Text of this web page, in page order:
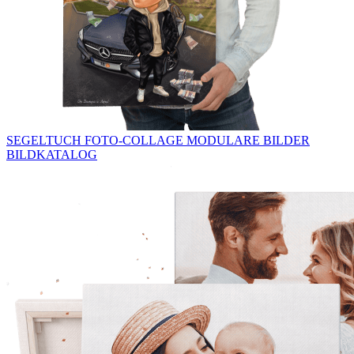
SEGELTUCH FOTO-COLLAGE MODULARE BILDER
BILDKATALOG